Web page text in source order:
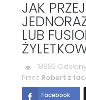
JAK
LUB
18882 Odsłony
Przez Robert z
Facebook